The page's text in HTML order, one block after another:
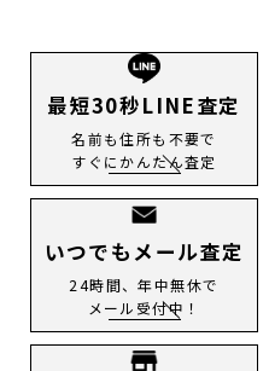
メール査定
最短30秒LINE査定
名前も住所も不要で
すぐにかんたん査定
いつでもメール査定
24時間、年中無休で
メール受付中！